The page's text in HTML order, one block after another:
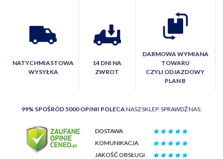
NATYCHMIASTOWA
WYSYŁKA
14 DNI NA
ZWROT
DARMOWA WYMIANA
TOWARU
CZYLI ODJAZDOWY
PLAN B
99% SPOŚRÓD 5000 OPINII POLECA NASZ SKLEP. SPRAWDŹ NAS:
DOSTAWA
KOMUNIKACJA
JAKOŚĆ OBSŁUGI